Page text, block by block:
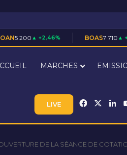
BOAS7 710 ▲ +1,45%
MARCHES
LIVE Facebook
DE LA SÉANCE DE